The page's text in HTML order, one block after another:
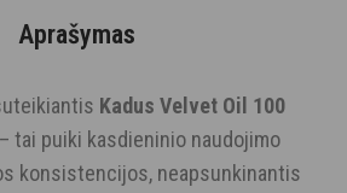
Aprašymas
Kadus Velvet Oil 100
tai puiki kasdieninio naudojimo
konsistencijos, neapsunkinantis